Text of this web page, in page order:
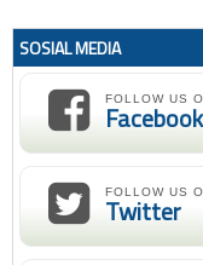
SOSIAL MEDIA
FOLLOW US
Facebook
FOLLOW US
Twitter